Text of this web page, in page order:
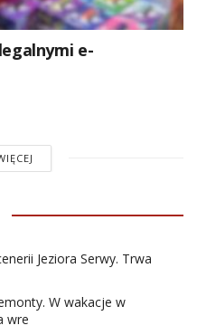
e-
Jeziora Serwy. Trwa
W wakacje w
wre